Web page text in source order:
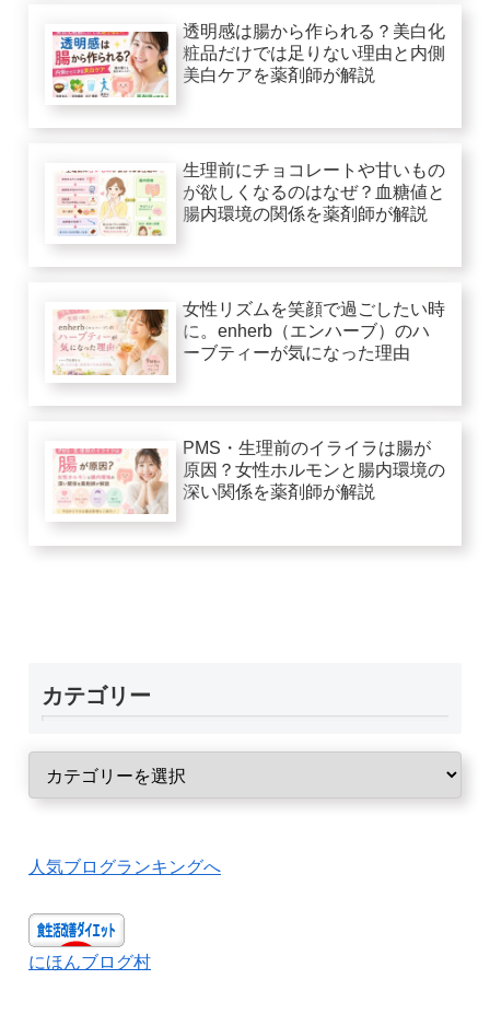
透明感は腸から作られる？美白化
粧品だけでは足りない理由と内側
美白ケアを薬剤師が解説
生理前にチョコレートや甘いもの
が欲しくなるのはなぜ？血糖値と
腸内環境の関係を薬剤師が解説
女性リズムを笑顔で過ごしたい時
に。enherb（エンハーブ）のハ
ーブティーが気になった理由
PMS・生理前のイライラは腸が
原因？女性ホルモンと腸内環境の
深い関係を薬剤師が解説
カテゴリー
人気ブログランキングへ
にほんブログ村